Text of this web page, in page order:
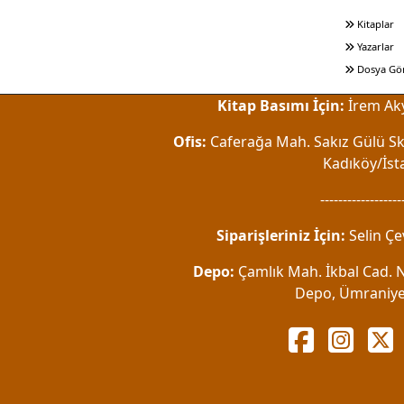
Kitaplar
Yazarlar
Dosya
Kitap Basımı İçin: İrem
Ofis: Caferağa Mah. Sakız Gülü
Kadıköy/
Siparişleriniz İçin: Selin
Depo: Çamlık Mah. İkbal Cad.
Depo,